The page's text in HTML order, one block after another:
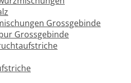
Grossgebinde
Grossgebinde